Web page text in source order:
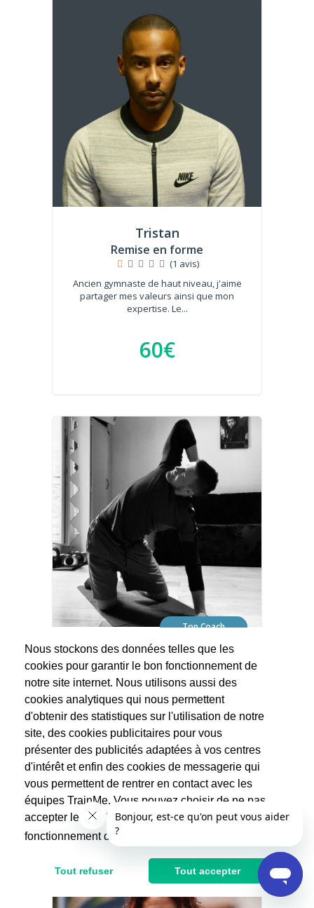
Tristan
Remise en forme
(1 avis)
Ancien gymnaste de haut niveau, j'aime
partager mes valeurs ainsi que mon
expertise. Le...
60€
Top Coach
Przemek
Remise en forme
(80 avis)
Bonjour je m’appelle Przemek ! je suis un
coach sportif individuel diplômé d’état,
travaillant...
80€ 40€
Après réduction d'impôts
Nous stockons des données telles que les
cookies pour garantir le bon fonctionnement de
notre site internet. Nous utilisons aussi des
cookies analytiques qui nous permettent
d'obtenir des statistiques sur l'utilisation de notre
site, des cookies publicitaires pour vous
présenter des publicités adaptées à vos centres
d'intérêt et enfin des cookies de messagerie qui
vous permettent de rentrer en contact avec les
équipes TrainMe. Vous pouvez choisir de ne pas
accepter les cookies non indispensables au
fonctionnement du site.
Tout refuser Tout accepter